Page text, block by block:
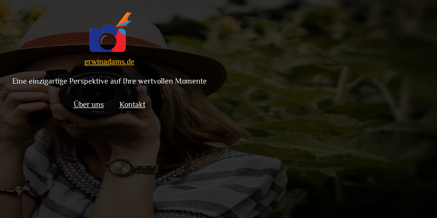
erwinadams.de
Eine einzigartige Perspektive auf Ihre wertvollen Momente
Über uns Kontakt